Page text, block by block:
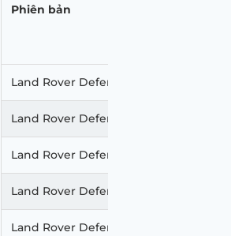
Phiên bản
Land Rover Defender 110
Land Rover Defender 110 2.0 X-
Land Rover Defender 110 3.0 S
Land Rover Defender 110 3.0 X-
Land Rover Defender 130 3.0